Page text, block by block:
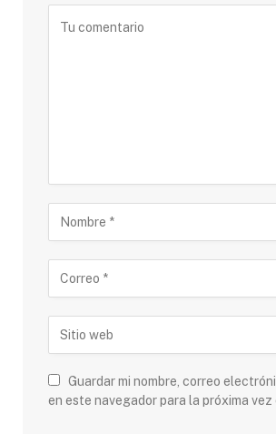
Guardar mi nombre, correo
en este navegador para la próxima vez